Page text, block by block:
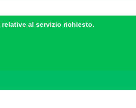
al servizio richiesto.